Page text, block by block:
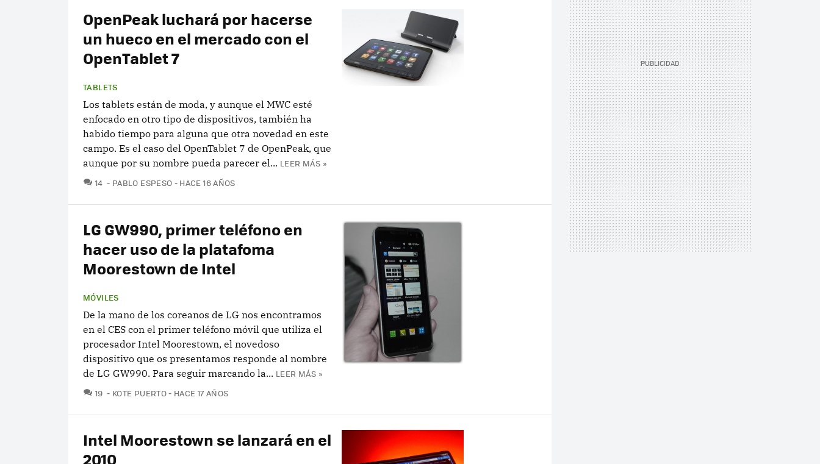
OpenPeak luchará por hacerse
un hueco en el mercado con el
OpenTablet 7
TABLETS
Los tablets están de moda, y aunque el MWC esté
enfocado en otro tipo de dispositivos, también ha
habido tiempo para alguna que otra novedad en este
campo. Es el caso del OpenTablet 7 de OpenPeak, que
aunque por su nombre pueda parecer el... LEER MÁS »
14 COMENTARIOS
PABLO ESPESO HACE 16 AÑOS
LG GW990, primer teléfono en
hacer uso de la platafoma
Moorestown de Intel
MÓVILES
De la mano de los coreanos de LG nos encontramos
en el CES con el primer teléfono móvil que utiliza el
procesador Intel Moorestown, el novedoso
dispositivo que os presentamos responde al nombre
de LG GW990. Para seguir marcando la... LEER MÁS »
19 COMENTARIOS
KOTE PUERTO HACE 17 AÑOS
Intel Moorestown se lanzará en el
2010